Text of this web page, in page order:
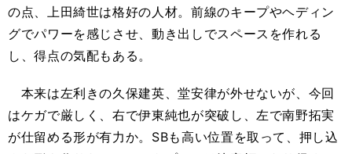
の点、上田綺世は格好の人材。前線のキープやヘディン
グでパワーを感じさせ、動き出しでスペースを作れる
し、得点の気配もある。
本来は左利きの久保建英、堂安律が外せないが、今回
はケガで厳しく、右で伊東純也が突破し、左で南野拓実
が仕留める形が有力か。SBも高い位置を取って、押し込